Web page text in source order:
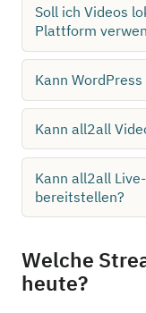
Soll ich Videos
Plattform
Kann
Kann all2all
Kann all2all
bereitstellen?
Welche
heute?